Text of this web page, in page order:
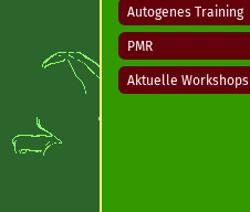
Autogenes Training
PMR
Aktuelle Workshops